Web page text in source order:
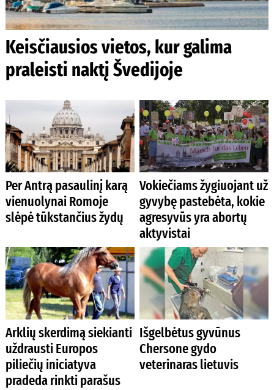
Keisčiausios vietos, kur galima
praleisti naktį Švedijoje
Per Antrą pasaulinį karą
vienuolynai Romoje
slėpė tūkstančius žydų
Vokiečiams žygiuojant už
gyvybę pastebėta, kokie
agresyvūs yra abortų
aktyvistai
Arklių skerdimą siekianti
uždrausti Europos
piliečių iniciatyva
pradeda rinkti parašus
Išgelbėtus gyvūnus
Chersone gydo
veterinaras lietuvis